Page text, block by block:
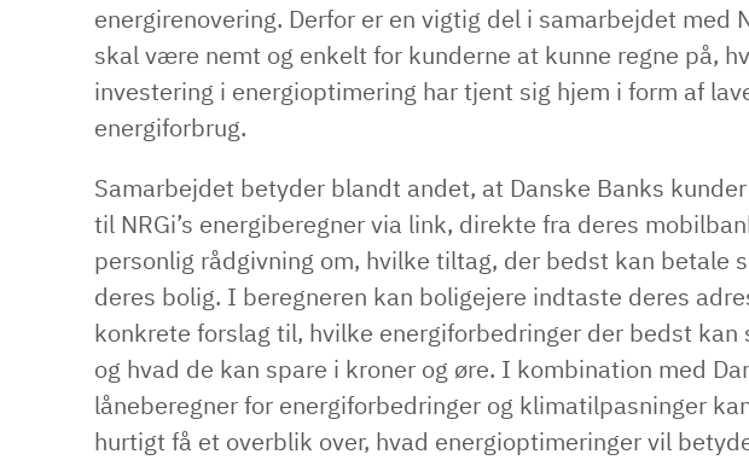
energirenovering. Derfor er en vigtig del i samarbejdet med
skal være nemt og enkelt for kunderne at kunne regne på,
investering i energioptimering har tjent sig hjem i form af
energiforbrug.
Samarbejdet betyder blandt andet, at Danske Banks
til NRGi’s energiberegner via link, direkte fra deres
personlig rådgivning om, hvilke tiltag, der bedst kan betale
deres bolig. I beregneren kan boligejere indtaste deres
konkrete forslag til, hvilke energiforbedringer der bedst kan
og hvad de kan spare i kroner og øre. I kombination med
låneberegner for energiforbedringer og klimatilpasninger
hurtigt få et overblik over, hvad energioptimeringer vil